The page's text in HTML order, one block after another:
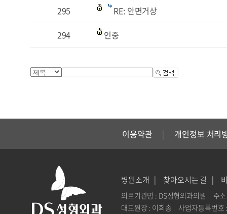
295
RE: 안면거상
294
인중
이용약관 개인정보 처리
병원소개 찾아오시는 길
의료기관명 : DS성형외과의원
주
대표원장 : 이희송
사업자등록번호